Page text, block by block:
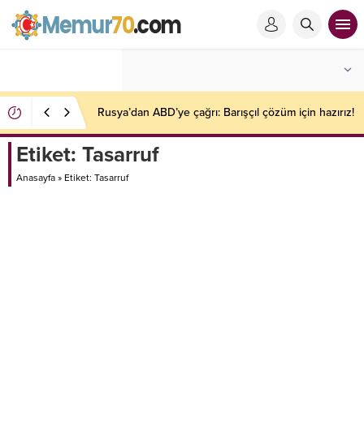
Rusya’dan ABD’ye çağrı: Barışçıl çözüm için hazırız!
Etiket: Tasarruf
Anasayfa » Etiket: Tasarruf